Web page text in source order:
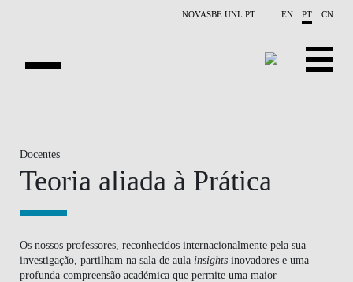
NOVASBE.UNL.PT EN PT CN
PROGRAMAS ABERTOS
EMPRESAS
CALENDÁRIO
Docentes
Teoria aliada à Prática
Os nossos professores, reconhecidos internacionalmente pela sua
investigação, partilham na sala de aula insightsinovadores e uma
profunda compreensão académica que permite uma maior